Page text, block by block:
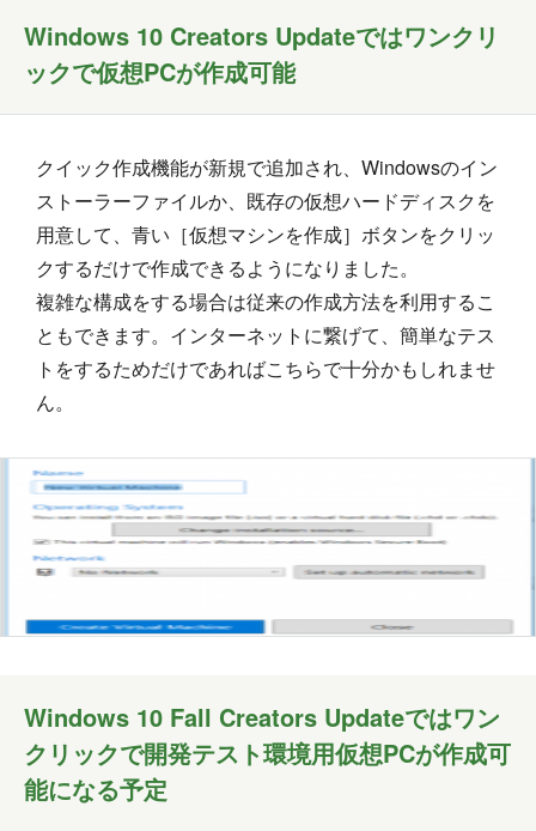
Windows 10 Creators Updateではワンクリ
ックで仮想PCが作成可能
クイック作成機能が新規で追加され、Windowsのイン
ストーラーファイルか、既存の仮想ハードディスクを
用意して、青い［仮想マシンを作成］ボタンをクリッ
クするだけで作成できるようになりました。
複雑な構成をする場合は従来の作成方法を利用するこ
ともできます。インターネットに繋げて、簡単なテス
トをするためだけであればこちらで十分かもしれませ
ん。
Windows 10 Fall Creators Updateではワン
クリックで開発テスト環境用仮想PCが作成可
能になる予定